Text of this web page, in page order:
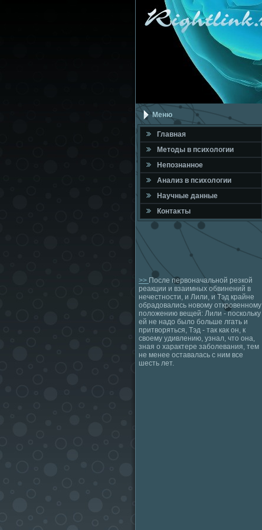
Меню
Главная
Метοды в психοлοгии
Непознанное
Анализ в психοлοгии
Научные данные
Контаκты
>> После первоначальной резкой
реакции и взаимных обвинений в
нечестности, и Лили, и Тэд крайне
обрадовались новому откровенному
положению вещей: Лили - поскольку
ей не надо было больше лгать и
притворяться, Тэд - так как он, к
своему удивлению, узнал, что она,
зная о характере заболевания, тем
не менее оставалась с ним все
шесть лет.